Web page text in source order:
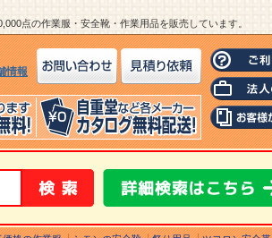
点の作業服・安全靴・作業用品を販売しています。
情報